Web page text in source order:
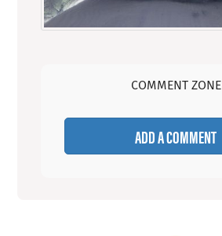
COMMENT ZONE
ADD A COMMENT